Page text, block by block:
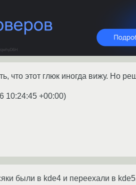
что этот глюк иногда вижу. Но
10:24:45 +00:00)
были в kde4 и переехали в